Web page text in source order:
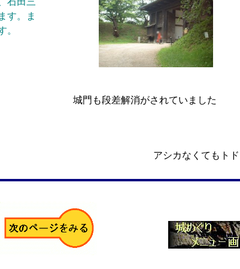
す。ま
。
城門も段差解消がされていました
アシカなくてもト